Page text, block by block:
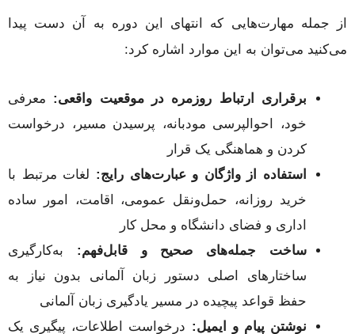
از جمله مهارت‌هایی که انتهای این دوره به آن دست پیدا
می‌کنید می‌توان به این موارد اشاره کرد:
برقراری ارتباط روزمره در موقعیت واقعی: معرفی
خود، احوالپرسی مودبانه، پرسیدن مسیر، درخواست
کردن و هماهنگی یک قرار
استفاده از واژگان و عبارت‌های رایج: لغات مرتبط با
خرید روزانه، حمل‌ونقل عمومی، اقامت، امور ساده
اداری و فضای دانشگاه و محل کار
ساخت جمله‌های صحیح و قابل‌فهم: به‌کارگیری
ساختارهای اصلی دستور زبان آلمانی بدون نیاز به
حفظ قواعد پیچیده در مسیر یادگیری زبان آلمانی
نوشتن پیام و ایمیل: درخواست اطلاعات، پیگیری یک